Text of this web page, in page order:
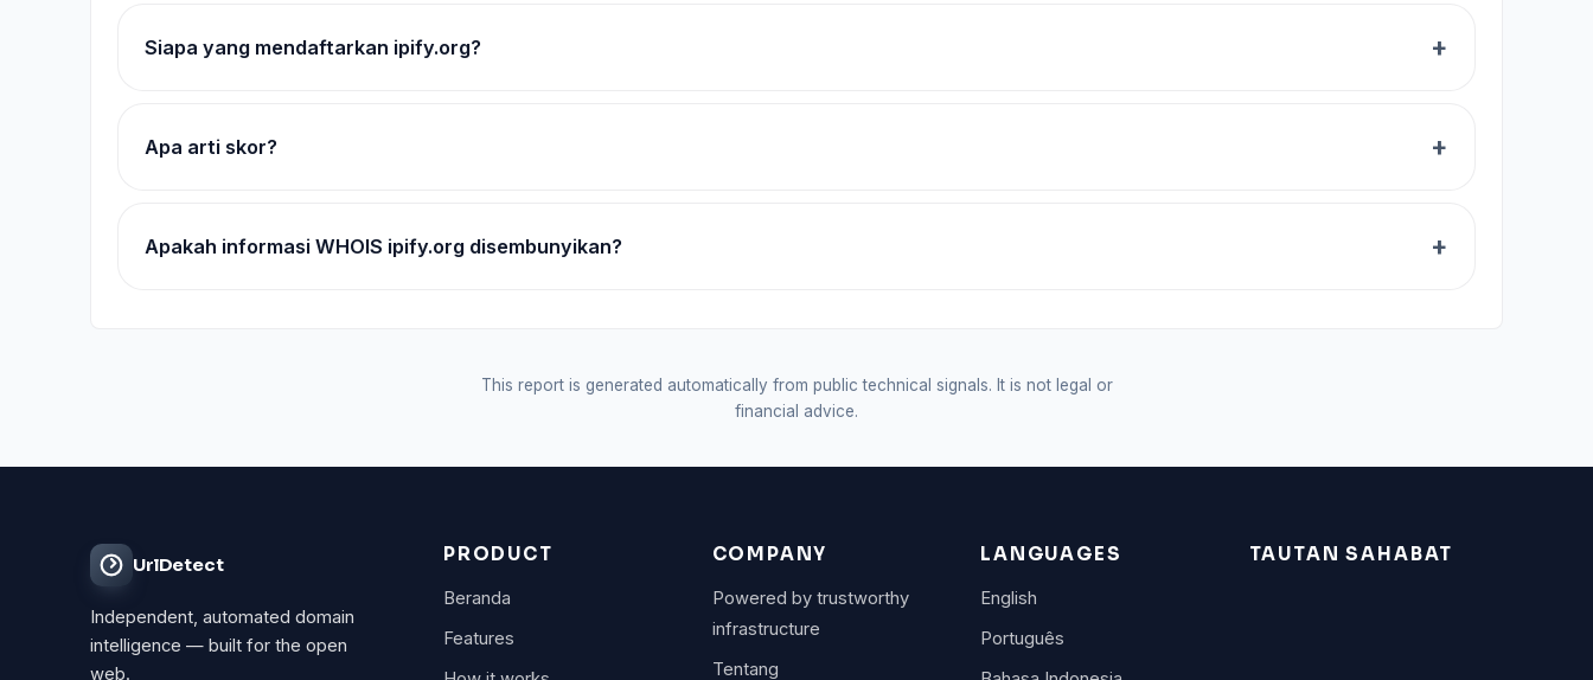
Siapa yang mendaftarkan ipify.org?
Apa arti skor?
Apakah informasi WHOIS ipify.org disembunyikan?
This report is generated automatically from public technical signals. It is not legal or
financial advice.
UrlDetect
Independent, automated domain
intelligence — built for the open
web.
PRODUCT
Beranda
Features
COMPANY
Powered by trustworthy
infrastructure
Tentang
LANGUAGES
English
Português
TAUTAN SAHABAT